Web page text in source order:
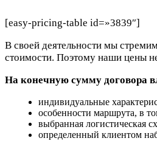
[easy-pricing-table id=»3839″]
В своей деятельности мы
стоимости. Поэтому наши цены
На конечную сумму договора
индивидуальные
особенности маршрута, в
выбранная логистическая
определенный клиентом